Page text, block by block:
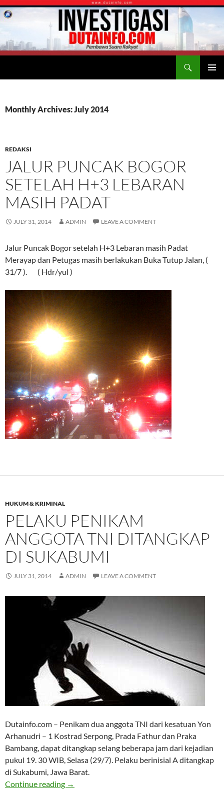
Monthly Archives: July 2014
REDAKSI
JALUR PUNCAK BOGOR
SETELAH H+3 LEBARAN
MASIH PADAT
JULY 31, 2014 ADMIN LEAVE A COMMENT
Jalur Puncak Bogor setelah H+3 Lebaran masih Padat
Merayap dan Petugas masih berlakukan Buka Tutup Jalan, (
31/7 ). ( Hdr/yul )
HUKUM & KRIMINAL
PELAKU PENIKAM
ANGGOTA TNI DITANGKAP
DI SUKABUMI
JULY 31, 2014 ADMIN LEAVE A COMMENT
Dutainfo.com – Penikam dua anggota TNI dari kesatuan Yon
Arhanudri – 1 Kostrad Serpong, Prada Fathur dan Praka
Bambang, dapat ditangkap selang beberapa jam dari kejadian
pukul 19. 30 WIB, Selasa (29/7). Pelaku berinisial A ditangkap
di Sukabumi, Jawa Barat.
Continue reading Pelaku Penikam Anggota TNI Ditangkap di
→